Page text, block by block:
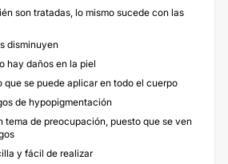
son tratadas, lo mismo sucede con las
disminuyen
hay daños en la piel
que se puede aplicar en todo el cuerpo
de hypopigmentación
tema de preocupación, puesto que se ven
y fácil de realizar